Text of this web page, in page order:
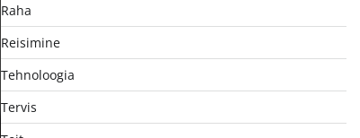
Raha
Reisimine
Tehnoloogia
Tervis